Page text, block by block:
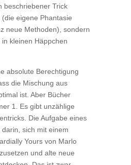
beschriebener Trick
eigene Phantasie
neue Methoden), sondern
kleinen Häppchen
absolute Berechtigung
die Mischung aus
ist. Aber Bücher
1. Es gibt unzählige
Die Aufgabe eines
sich mit einem
Yours von Marlo
und alte neue